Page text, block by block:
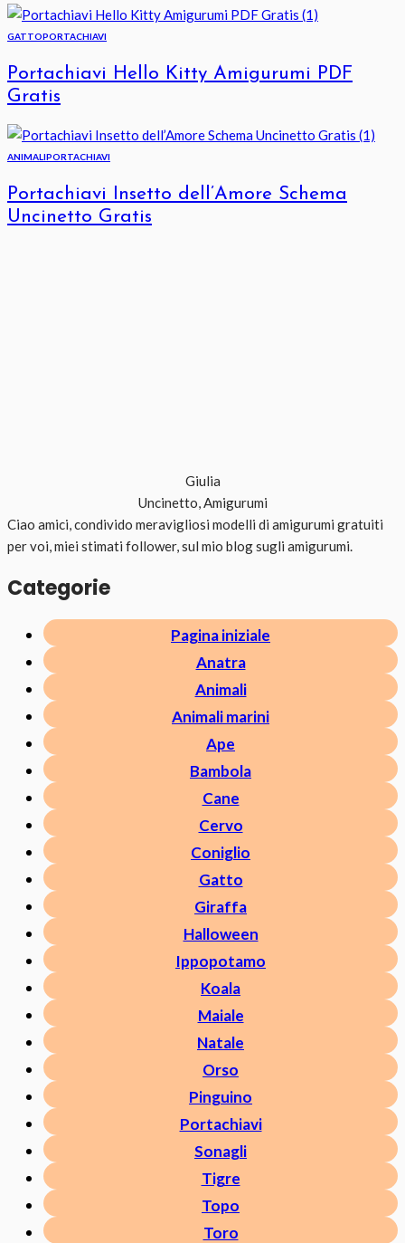
GATTOPORTACHIAVI
Portachiavi Hello Kitty Amigurumi PDF
Gratis
ANIMALIPORTACHIAVI
Portachiavi Insetto dell’Amore Schema
Uncinetto Gratis
Giulia
Uncinetto, Amigurumi
Ciao amici, condivido meravigliosi modelli di amigurumi gratuiti
per voi, miei stimati follower, sul mio blog sugli amigurumi.
Categorie
Pagina iniziale
Anatra
Animali
Animali marini
Ape
Bambola
Cane
Cervo
Coniglio
Gatto
Giraffa
Halloween
Ippopotamo
Koala
Maiale
Natale
Orso
Pinguino
Portachiavi
Sonagli
Tigre
Topo
Toro